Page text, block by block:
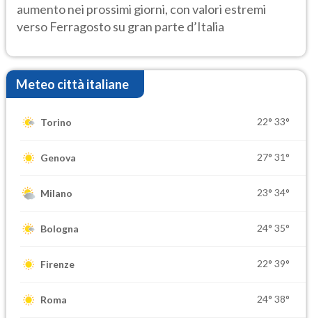
aumento nei prossimi giorni, con valori estremi
verso Ferragosto su gran parte d’Italia
Meteo città italiane
Torino 22° 33°
Genova 27° 31°
Milano 23° 34°
Bologna 24° 35°
Firenze 22° 39°
Roma 24° 38°